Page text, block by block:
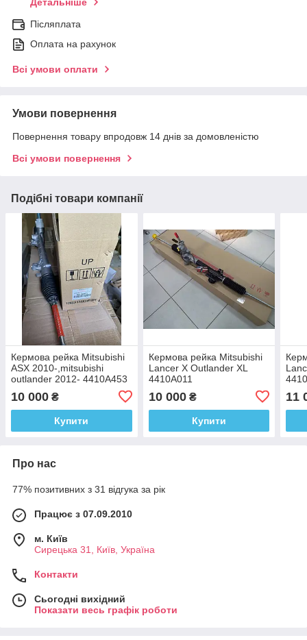
Детальніше
Післяплата
Оплата на рахунок
Всі умови оплати
Умови повернення
Повернення товару впродовж 14 днів за домовленістю
Всі умови повернення
Подібні товари компанії
Кермова рейка Mitsubishi
ASX 2010-,mitsubishi
outlander 2012- 4410A453
10 000 ₴
Купити
Кермова рейка Mitsubishi
Lancer X Outlander XL
4410A011
10 000₴
Купити
11
Про нас
77% позитивних з 31 відгука за рік
Працює з 07.09.2010
м. Київ
Сирецька 31, Київ, Україна
Контакти
Сьогодні вихідний
Показати весь графік роботи